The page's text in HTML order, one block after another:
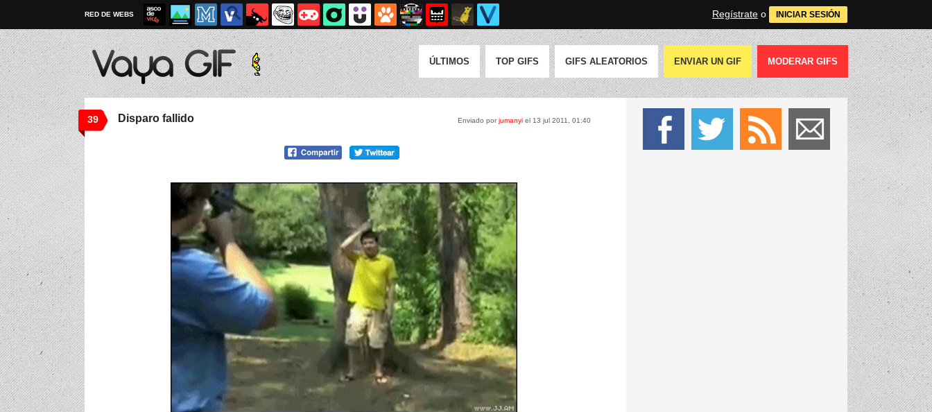
RED DE WEBS Regístrate o INICIAR SESIÓN
ÚLTIMOS TOP GIFS GIFS ALEATORIOS ENVIAR UN GIF MODERAR GIFS
39 Enviado porjumanyi el 13 jul 2011, 01:40
Disparo fallido